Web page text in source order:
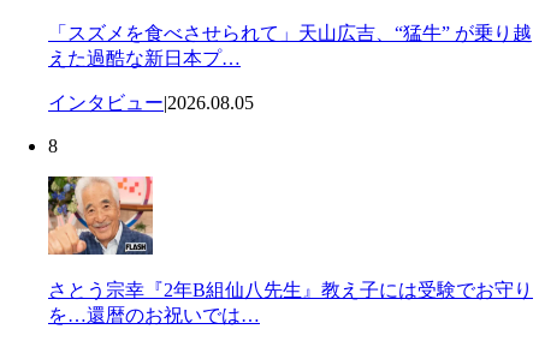
「スズメを食べさせられて」天山広吉、“猛牛” が乗り越
えた過酷な新日本プ…
インタビュー|2026.08.05
8
さとう宗幸『2年B組仙八先生』教え子には受験でお守り
を…還暦のお祝いでは…